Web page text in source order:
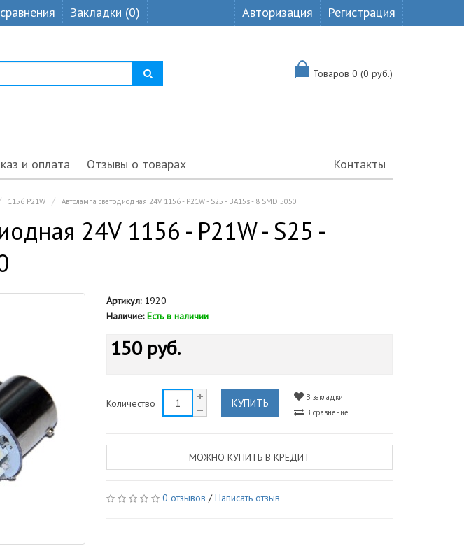
Закладки (0) Авторизация Регистрация
Товаров 0 (0 руб.)
и оплата Отзывы о товарах Контакты
1156 P21W Автолампа cветодиодная 24V 1156 - P21W - S25 - BA15s - 8 SMD 5050
24V 1156 - P21W - S25 -
Артикул:1920
Наличие: Есть в наличии
150 руб.
Количество КУПИТЬ
В закладки
В сравнение
МОЖНО КУПИТЬ В КРЕДИТ
0 отзывов /Написать отзыв